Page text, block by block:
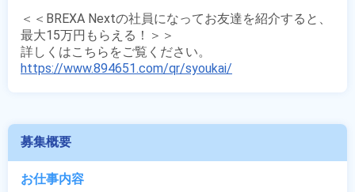
＜＜BREXA Nextの社員になってお友達を紹介すると、
最大15万円もらえる！＞＞
https://www.894651.com/qr/syoukai/
募集概要
お仕事内容